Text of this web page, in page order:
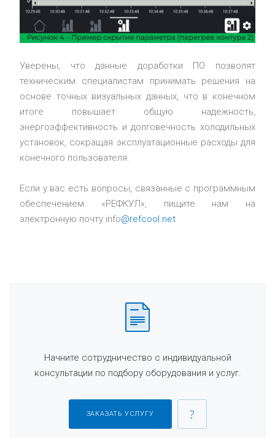
Уверены, что данные доработки ПО позволят
техническим специалистам принимать решения на
основе точных визуальных данных, что в конечном
итоге повышает общую надежность,
энергоэффективность и долговечность холодильных
установок, сокращая эксплуатационные расходы для
конечного пользователя.
Если у вас есть вопросы, связанные с программным
обеспечением «РЕФКУЛ», пищите нам на
электронную почту info@refcool.net
Начните сотрудничество с индивидуальной
консультации по подбору оборудования и услуг.
ЗАКАЗАТЬ УСЛУГУ